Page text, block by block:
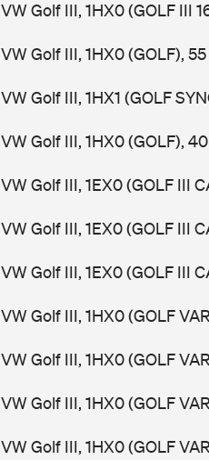
VW Golf III, 1HX0 (GOLF III
VW Golf III, 1HX0 (GOLF),
VW Golf III, 1HX1 (GOLF
VW Golf III, 1HX0 (GOLF),
VW Golf III, 1EX0 (GOLF III
VW Golf III, 1EX0 (GOLF III
VW Golf III, 1EX0 (GOLF III
VW Golf III, 1HX0 (GOLF
VW Golf III, 1HX0 (GOLF
VW Golf III, 1HX0 (GOLF
VW Golf III, 1HX0 (GOLF